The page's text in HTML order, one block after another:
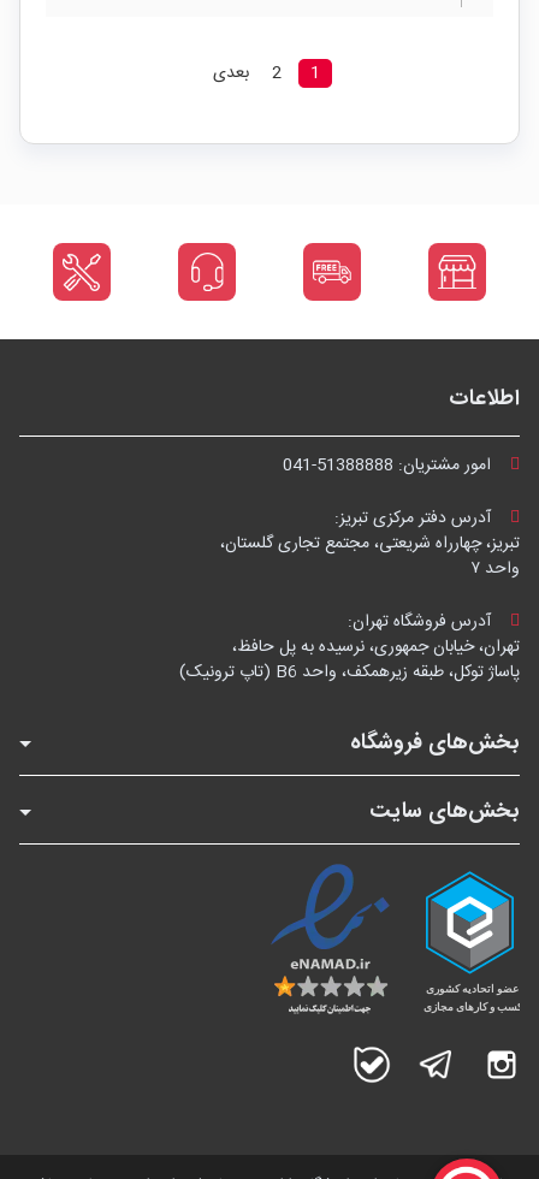
1
2 بعدی
اطلاعات
امور مشتریان: 041-51388888
آدرس دفتر مرکزی تبریز:
تبریز، چهارراه شریعتی، مجتمع تجاری گلستان،
واحد ۷
آدرس فروشگاه تهران:
تهران، خیابان جمهوری، نرسیده به پل حافظ،
پاساژ توکل، طبقه زیرهمکف، واحد B6 (تاپ ترونیک)
بخش‌های فروشگاه
بخش‌های سایت
اینستاگرام تلگرام